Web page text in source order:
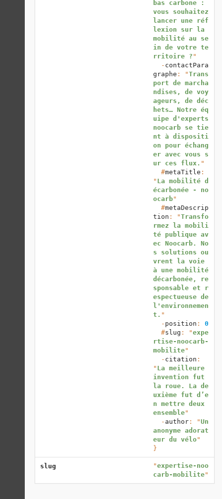
bas carbone :
vous souhaitez
lancer une réf
lexion sur la
mobilité au se
in de votre te
rritoire ? "
  -
contactPara
graphe : "Trans
port de marcha
ndises, de voy
ageurs, de déc
hets… Notre éq
uipe d'experts
noocarb se tie
nt à dispositi
on pour échang
er avec vous s
ur ces flux. "
  #
metaTitle :
" La mobilité d
écarbonée - no
ocarb"
  #
metaDescrip
tion : "Transfo
rmez la mobili
té publique av
ec Noocarb. No
s solutions ou
vrent la voie
à une mobilité
décarbonée, re
sponsable et r
espectueuse de
l'environnemen
t. "
  -
position : 0
  #
slug : "expe
rtise-noocarb-
mobilite"
  -
citation :
" La meilleure
invention fut
la roue. La de
uxième fut d’e
n mettre deux
ensemble"
  -
author : "Un
anonyme adorat
eur du vélo
}
slug "expertise-noo
carb-mobilite"